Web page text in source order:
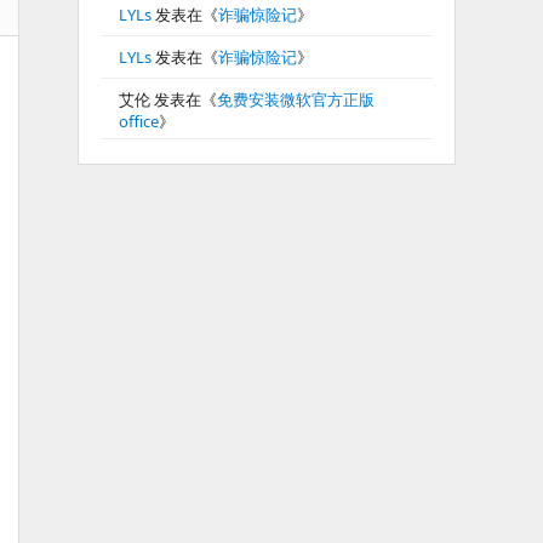
LYLs发表在《诈骗惊险记》
LYLs发表在《诈骗惊险记》
艾伦发表在《免费安装微软官方正版
office》